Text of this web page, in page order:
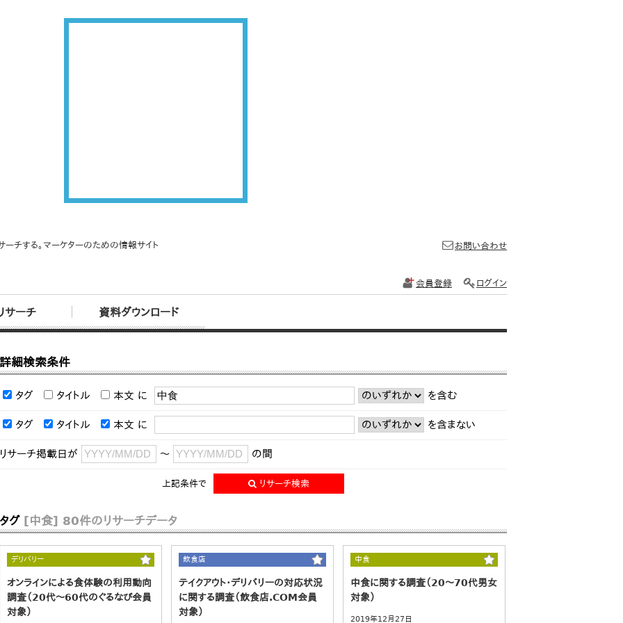
ーチする。マーケターのための情報サイト
サーチ 資料ダウンロード
お問い合わせ
会員登録 ログイン
詳細検索条件
タグ タイトル 本文 に を含む
タグ タイトル 本文 に を含まない
リサーチ掲載日が ～ の間
上記条件で リサーチ検索
タグ [中食] 80件のリサーチデータ
デリバリー
オンラインによる食体験の利用動向
調査（20代～60代のぐるなび会員
対象）
飲食店
テイクアウト・デリバリーの対応状況
に関する調査（飲食店.COM会員
対象）
中食
中食に関する調査（20～70代男女
対象）
2019年12月27日